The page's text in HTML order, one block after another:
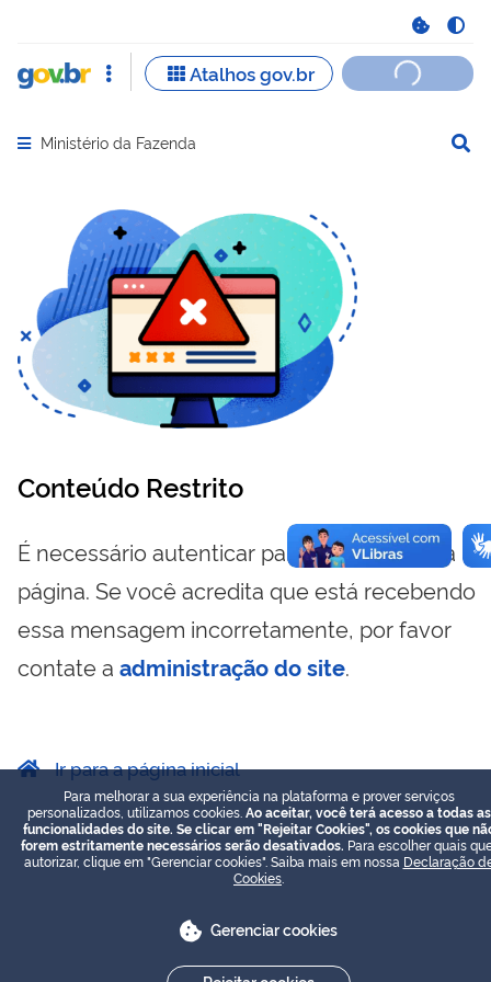
Abrir menu principal de navegação
Ministério da Fazenda
Conteúdo Restrito
É necessário autenticar para visualizar essa
página. Se você acredita que está recebendo
essa mensagem incorretamente, por favor
contate a administração do site.
Ir para a página inicial
Para melhorar a sua experiência na plataforma e prover serviços
personalizados, utilizamos cookies. Ao aceitar, você terá acesso a todas as
funcionalidades do site. Se clicar em "Rejeitar Cookies", os cookies que
forem estritamente necessários serão desativados. Para escolher quais
autorizar, clique em "Gerenciar cookies". Saiba mais em nossa Declaração
Cookies
Gerenciar cookies